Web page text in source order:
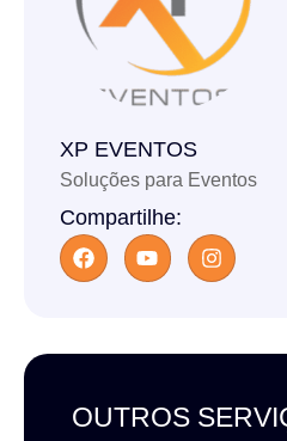
XP EVENTOS
Soluções para Eventos
Compartilhe:
OUTROS